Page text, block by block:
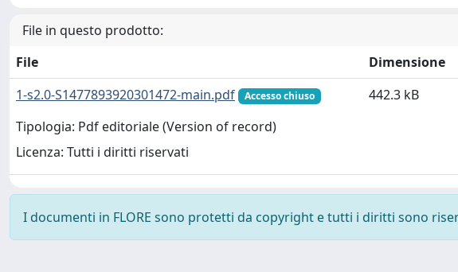
File in questo prodotto:
File
Dimensione
1-s2.0-S1477893920301472-main.pdf
Accesso chiuso
Tipologia: Pdf editoriale (Version of record)
Licenza: Tutti i diritti riservati
442.3 kB
I documenti in FLORE sono protetti da copyright e tutti i diritti sono